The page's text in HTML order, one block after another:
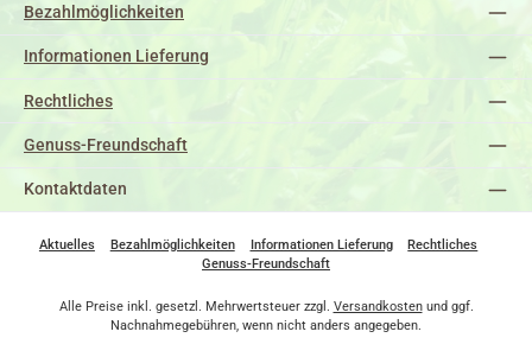
Bezahlmöglichkeiten
Informationen Lieferung
Rechtliches
Genuss-Freundschaft
Kontaktdaten
Aktuelles Bezahlmöglichkeiten Informationen Lieferung
Rechtliches
Genuss-Freundschaft
Alle Preise inkl. gesetzl. Mehrwertsteuer zzgl. Versandkostenund ggf.
Nachnahmegebühren, wenn nicht anders angegeben.